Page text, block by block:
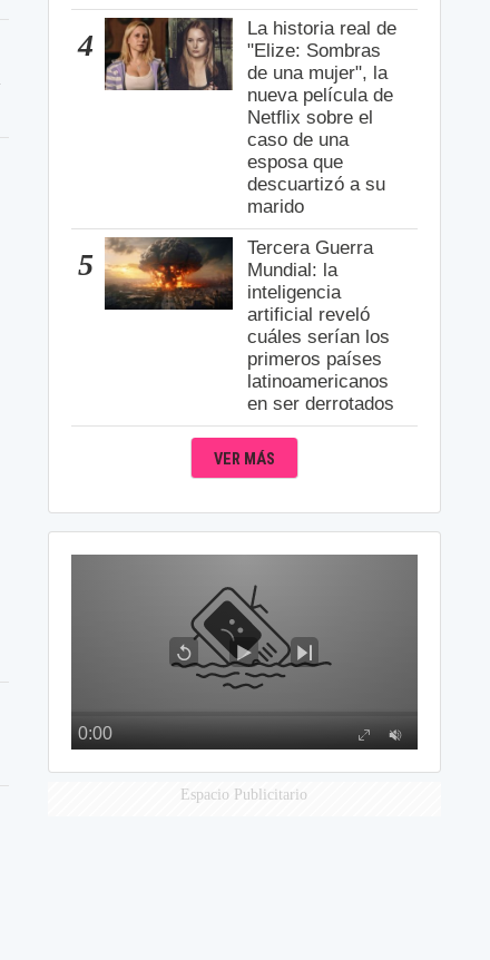
4
La historia real de
"Elize: Sombras
de una mujer", la
nueva película de
Netflix sobre el
caso de una
esposa que
descuartizó a su
marido
5
Tercera Guerra
Mundial: la
inteligencia
artificial reveló
cuáles serían los
primeros países
latinoamericanos
en ser derrotados
VER MÁS
Espacio Publicitario